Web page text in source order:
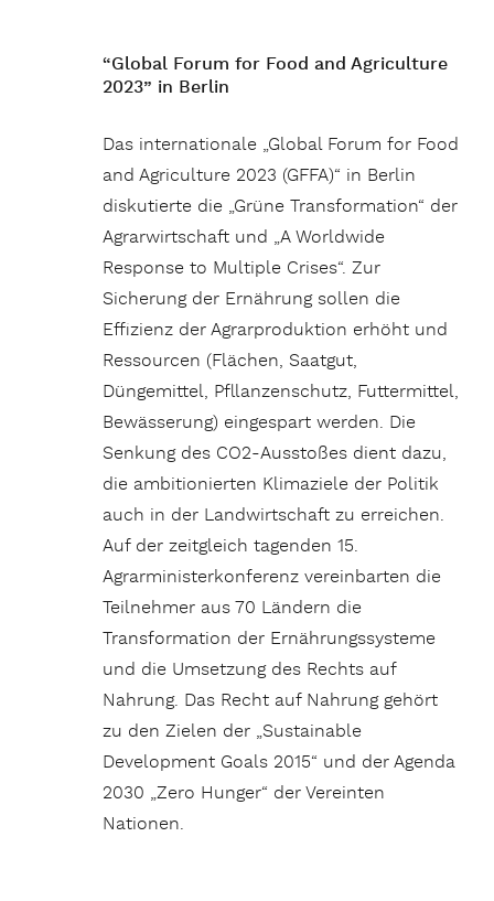
“Global Forum for Food and Agriculture
2023” in Berlin
Das internationale „Global Forum for Food
and Agriculture 2023 (GFFA)“ in Berlin
diskutierte die „Grüne Transformation“ der
Agrarwirtschaft und „A Worldwide
Response to Multiple Crises“. Zur
Sicherung der Ernährung sollen die
Effizienz der Agrarproduktion erhöht und
Ressourcen (Flächen, Saatgut,
Düngemittel, Pfllanzenschutz, Futtermittel,
Bewässerung) eingespart werden. Die
Senkung des CO2-Ausstoßes dient dazu,
die ambitionierten Klimaziele der Politik
auch in der Landwirtschaft zu erreichen.
Auf der zeitgleich tagenden 15.
Agrarministerkonferenz vereinbarten die
Teilnehmer aus 70 Ländern die
Transformation der Ernährungssysteme
und die Umsetzung des Rechts auf
Nahrung. Das Recht auf Nahrung gehört
zu den Zielen der „Sustainable
Development Goals 2015“ und der Agenda
2030 „Zero Hunger“ der Vereinten
Nationen.